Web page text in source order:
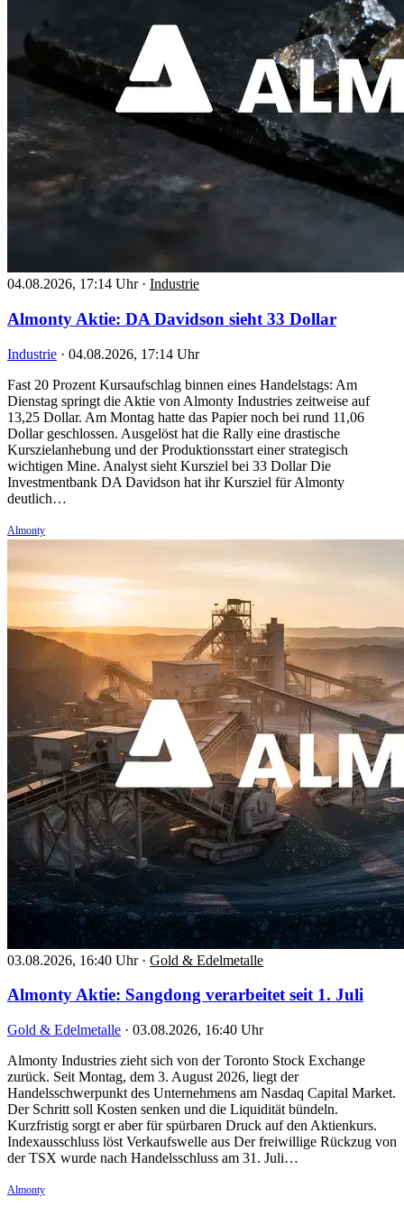
04.08.2026, 17:14 Uhr · Industrie
Almonty Aktie: DA Davidson sieht 33 Dollar
Industrie · 04.08.2026, 17:14 Uhr
Fast 20 Prozent Kursaufschlag binnen eines Handelstags: Am
Dienstag springt die Aktie von Almonty Industries zeitweise auf
13,25 Dollar. Am Montag hatte das Papier noch bei rund 11,06
Dollar geschlossen. Ausgelöst hat die Rally eine drastische
Kurszielanhebung und der Produktionsstart einer strategisch
wichtigen Mine. Analyst sieht Kursziel bei 33 Dollar Die
Investmentbank DA Davidson hat ihr Kursziel für Almonty
deutlich…
Almonty
03.08.2026, 16:40 Uhr · Gold & Edelmetalle
Almonty Aktie: Sangdong verarbeitet seit 1. Juli
Gold & Edelmetalle · 03.08.2026, 16:40 Uhr
Almonty Industries zieht sich von der Toronto Stock Exchange
zurück. Seit Montag, dem 3. August 2026, liegt der
Handelsschwerpunkt des Unternehmens am Nasdaq Capital Market.
Der Schritt soll Kosten senken und die Liquidität bündeln.
Kurzfristig sorgt er aber für spürbaren Druck auf den Aktienkurs.
Indexausschluss löst Verkaufswelle aus Der freiwillige Rückzug von
der TSX wurde nach Handelsschluss am 31. Juli…
Almonty